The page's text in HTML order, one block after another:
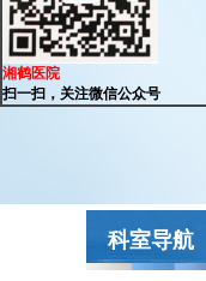
科室导航
湘鹤医院
扫一扫，关注微信公众号